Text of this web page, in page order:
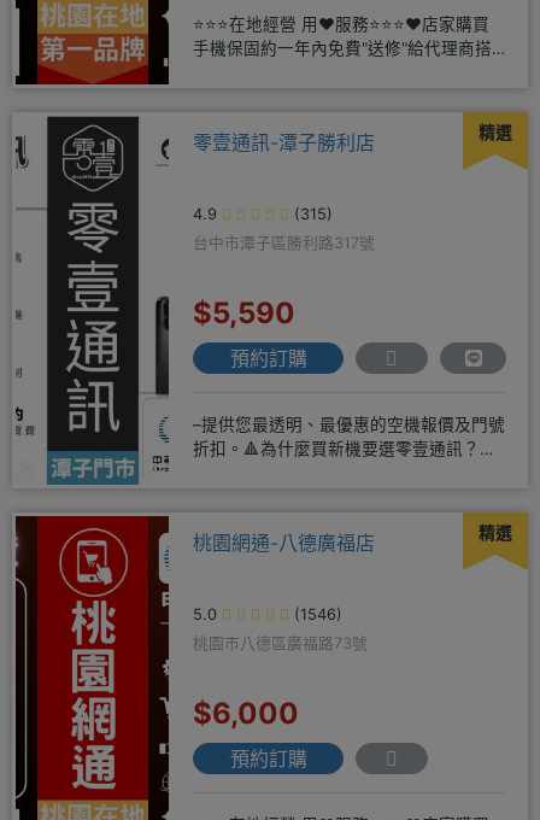
⭐⭐⭐在地經營 用❤️服務⭐⭐⭐❤️店家購買
手機保固約一年內免費"送修"給代理商搭
精選
零壹通訊-潭子勝利店
4.9
(315)
台中市潭子區勝利路317號
$5,590
預約訂購
–提供您最透明、最優惠的空機報價及門號
折扣。🔺為什麼買新機要選零壹通訊？
精選
桃園網通-八德廣福店
5.0
(1546)
桃園市八德區廣福路73號
$6,000
預約訂購